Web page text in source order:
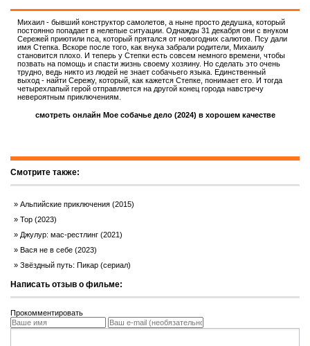
Михаил - бывший конструктор самолетов, а ныне просто дедушка, который
постоянно попадает в нелепые ситуации. Однажды 31 декабря они с внуком
Сережей приютили пса, который прятался от новогодних салютов. Псу дали
имя Степка. Вскоре после того, как внука забрали родители, Михаилу
становится плохо. И теперь у Степки есть совсем немного времени, чтобы
позвать на помощь и спасти жизнь своему хозяину. Но сделать это очень
трудно, ведь никто из людей не знает собачьего языка. Единственный
выход - найти Сережу, который, как кажется Степке, понимает его. И тогда
четырехлапый герой отправляется на другой конец города навстречу
невероятным приключениям.
смотреть онлайн Мое собачье дело (2024) в хорошем качестве
Смотрите также:
Альпийские приключения (2015)
Тор (2023)
Джулур: мас-рестлинг (2021)
Вася не в себе (2023)
Звёздный путь: Пикар (сериал)
Написать отзыв о фильме:
Прокомментировать